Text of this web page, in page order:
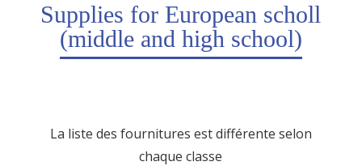
Supplies for European scholl
(middle and high school)
La liste des fournitures est différente selon
chaque classe